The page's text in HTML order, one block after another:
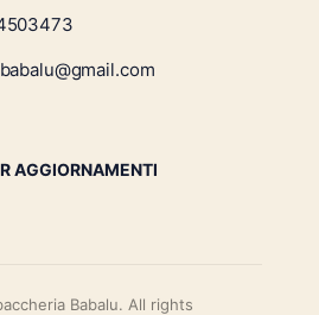
AGGIORNAMENTI
Babalu. All rights